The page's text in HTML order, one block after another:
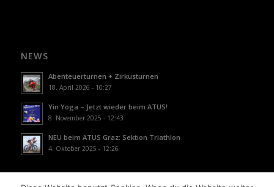
NEWS
Abenteuerturnen + Zirkusturnen
18. April 2026 - 10:27
Yin Yoga – Jetzt wieder beim ATUS!
8. November 2025 - 12:43
NEU beim ATUS Graz: Sektion Triathlon
4. Oktober 2025 - 12:26